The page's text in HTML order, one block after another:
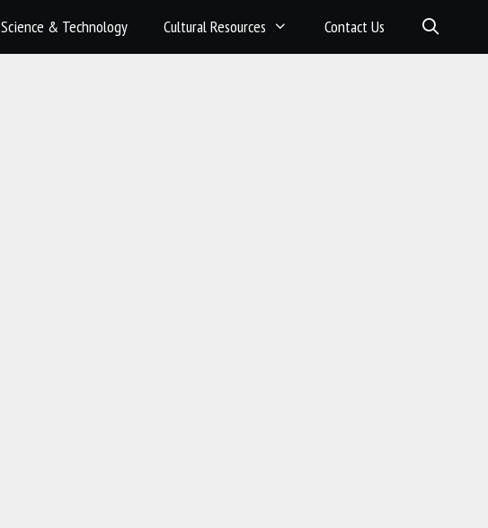
Science & Technology Cultural Resources Contact Us